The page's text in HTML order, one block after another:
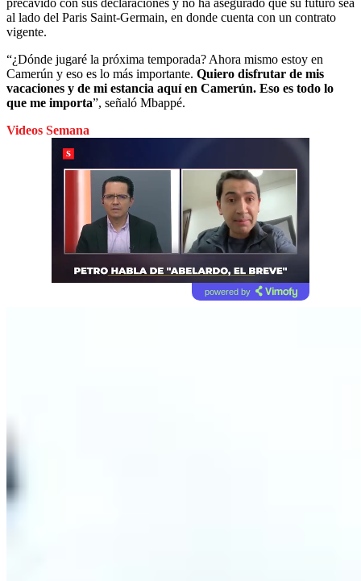
al lado del Paris Saint-Germain, en donde cuenta con un contrato
vigente.
“¿Dónde jugaré la próxima temporada? Ahora mismo estoy en
Camerún y eso es lo más importante. Quiero disfrutar de mis
vacaciones y de mi estancia aquí en Camerún. Eso es todo lo
que me importa”, señaló Mbappé.
Videos Semana
powered by